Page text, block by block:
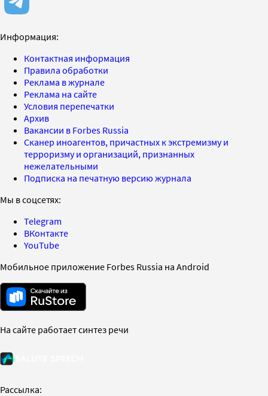
Информация:
Контактная информация
Правила обработки
Реклама в журнале
Реклама на сайте
Условия перепечатки
Архив
Вакансии в Forbes Russia
Сканер иноагентов, причастных к экстремизму и
терроризму и организаций, признанных
нежелательными
Подписка на печатную версию журнала
Мы в соцсетях:
Telegram
ВКонтакте
YouTube
Мобильное приложение Forbes Russia на Android
На сайте работает синтез речи
Рассылка: